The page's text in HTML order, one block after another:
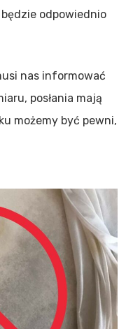
będzie odpowiednio
nas informować
posłania mają
możemy być pewni,